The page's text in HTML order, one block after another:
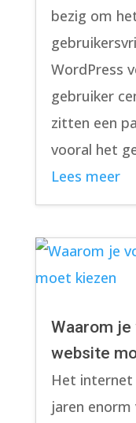
bezig om
WordPress
gebruiker
zitten een
vooral het
Lees meer
Waarom je
website
Het
jaren